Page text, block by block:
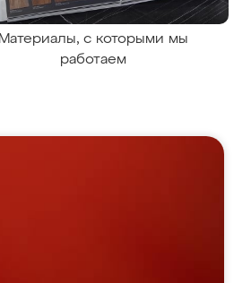
Материалы, с которыми мы
работаем